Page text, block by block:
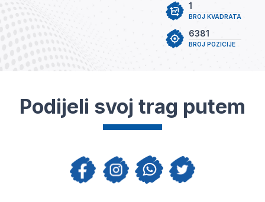
BROJ KVADRATA
1
BROJ POZICIJE
6381
Podijeli svoj trag putem